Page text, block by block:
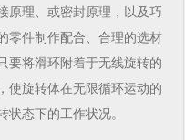
原理、或密封原理，以及巧
零件制作配合、合理的选材
要将滑环附着于无线旋转的
使旋转体在无限循环运动的
状态下的工作状况。